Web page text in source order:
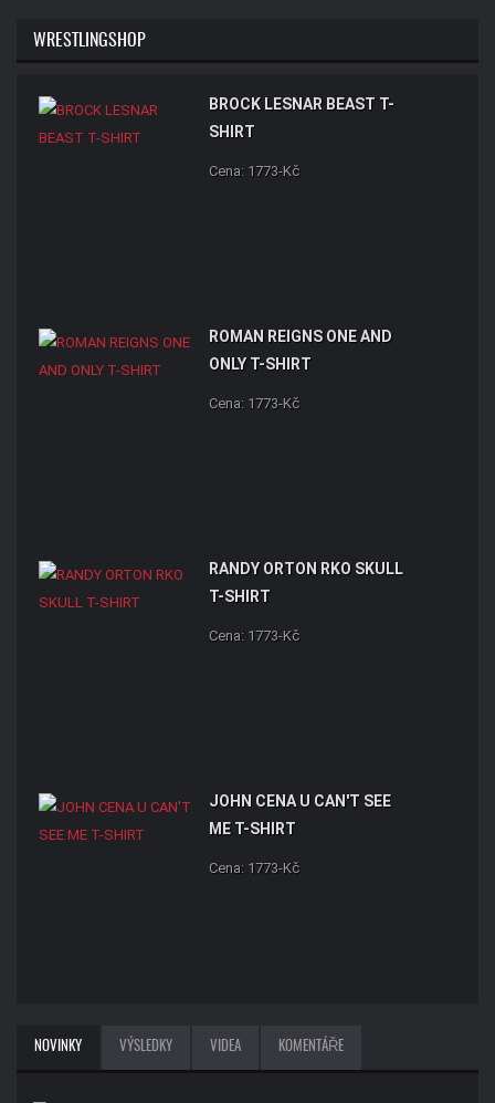
WRESTLINGSHOP
BROCK LESNAR BEAST T-
SHIRT
Cena: 1773-Kč
ROMAN REIGNS ONE AND
ONLY T-SHIRT
Cena: 1773-Kč
RANDY ORTON RKO SKULL
T-SHIRT
Cena: 1773-Kč
JOHN CENA U CAN'T SEE
ME T-SHIRT
Cena: 1773-Kč
NOVINKY VÝSLEDKY VIDEA KOMENTÁŘE